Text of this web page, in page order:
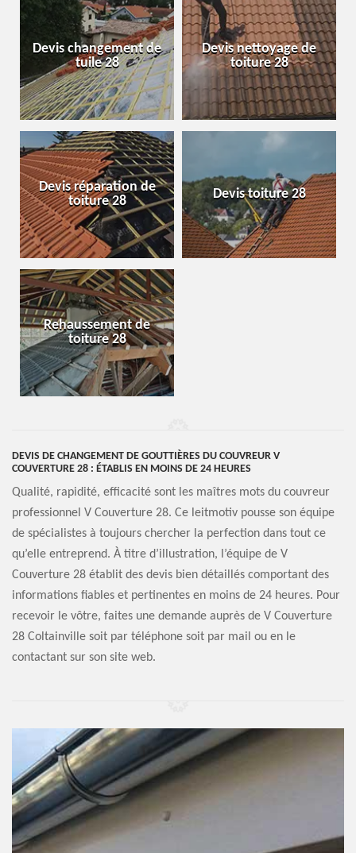
Devis changement de
tuile 28
Devis nettoyage de
toiture 28
Devis réparation de
toiture 28
Devis toiture 28
Rehaussement de
toiture 28
DEVIS DE CHANGEMENT DE GOUTTIÈRES DU COUVREUR V
COUVERTURE 28 : ÉTABLIS EN MOINS DE 24 HEURES
Qualité, rapidité, efficacité sont les maîtres mots du couvreur
professionnel V Couverture 28. Ce leitmotiv pousse son équipe
de spécialistes à toujours chercher la perfection dans tout ce
qu’elle entreprend. À titre d’illustration, l’équipe de V
Couverture 28 établit des devis bien détaillés comportant des
informations fiables et pertinentes en moins de 24 heures. Pour
recevoir le vôtre, faites une demande auprès de V Couverture
28 Coltainville soit par téléphone soit par mail ou en le
contactant sur son site web.